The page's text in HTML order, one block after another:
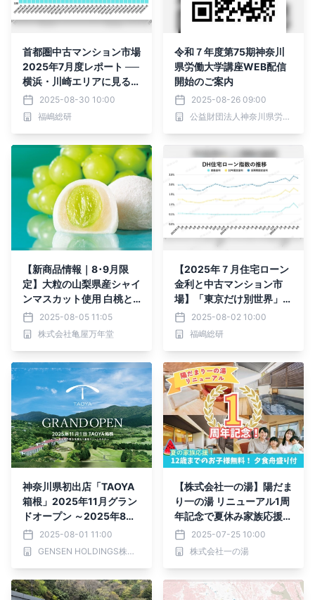
首都圏中古マンション市場
2025年7月度レポート ──
横浜・川崎エリアに見る
「一時的高騰」と「川崎市
中原区の都心三区化」
2025-08-30 10:00
福嶋総研
令和７年度第75期神奈川
県労働大学講座WEB配信
開始のご案内
2025-08-26 09:00
公益財団法人神奈川県労働福祉協会
【新商品情報｜8･9月限
定】大粒の山梨県産シャイ
ンマスカット使用 白桃と
レモン香る『シャインマス
カット大福』期間限定販
売！
2025-08-05 11:05
株式会社亀屋万年堂
【2025年７月住宅ローン
金利と中古マンション市
場】「東京だけ別世界」!?
マンション価格もローン金
利も、買い手を選ぶ時代に
突入
2025-08-02 10:00
福嶋総研
神奈川県初出店「TAOYA
箱根」2025年11月グラン
ドオープン ～2025年8月1
日（金）予約受付開始～
2025-08-01 11:00
GENSEN HOLDINGS株式会社
【株式会社一の湯】陽だま
り一の湯 リニューアル1周
年記念で夏休み家族応援！
お子様無料＆舟盛り付きプ
ランを期間・室数限定で販
売開始
2025-07-25 10:00
株式会社一の湯